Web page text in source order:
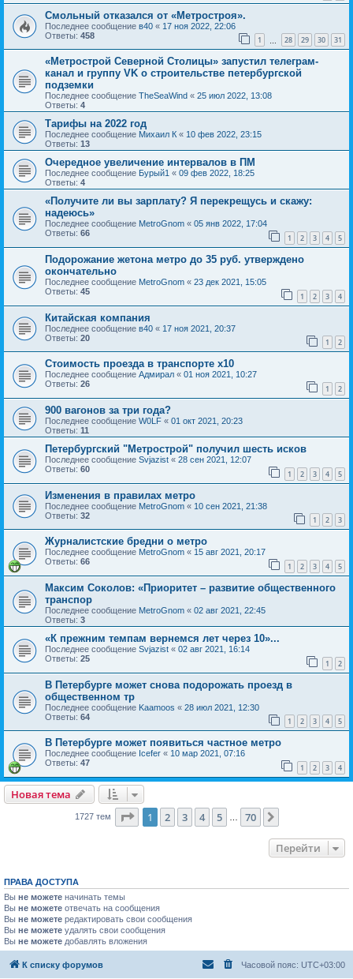
Смольный отказался от «Метростроя».
Последнее сообщение в40 « 17 ноя 2022, 22:06
Ответы: 458 1 28 29 30 31
«Метрострой Северной Столицы» запустил телеграм-
канал и группу VK о строительстве петербургской
подземки
Последнее сообщение TheSeaWind « 25 июл 2022, 13:08
Ответы: 4
Тарифы на 2022 год
Последнее сообщение Михаил К « 10 фев 2022, 23:15
Ответы: 13
Очередное увеличение интервалов в ПМ
Последнее сообщение Бурый1 « 09 фев 2022, 18:25
Ответы: 4
«Получите ли вы зарплату? Я перекрещусь и скажу:
надеюсь»
Последнее сообщение MetroGnom « 05 янв 2022, 17:04
Ответы: 66 1 2 3 4 5
Подорожание жетона метро до 35 руб. утверждено
окончательно
Последнее сообщение MetroGnom « 23 дек 2021, 15:05
Ответы: 45 1 2 3 4
Китайская компания
Последнее сообщение в40 « 17 ноя 2021, 20:37
Ответы: 20 1 2
Стоимость проезда в транспорте х10
Последнее сообщение Адмирал « 01 ноя 2021, 10:27
Ответы: 26 1 2
900 вагонов за три года?
Последнее сообщение W0LF « 01 окт 2021, 20:23
Ответы: 11
Петербургский "Метрострой" получил шесть исков
Последнее сообщение Svjazist « 28 сен 2021, 12:07
Ответы: 60 1 2 3 4 5
Изменения в правилах метро
Последнее сообщение MetroGnom « 10 сен 2021, 21:38
Ответы: 32 1 2 3
Журналистские бредни о метро
Последнее сообщение MetroGnom « 15 авг 2021, 20:17
Ответы: 66 1 2 3 4 5
Максим Соколов: «Приоритет – развитие общественного
транспор
Последнее сообщение MetroGnom « 02 авг 2021, 22:45
Ответы: 3
«К прежним темпам вернемся лет через 10»...
Последнее сообщение Svjazist « 02 авг 2021, 16:14
Ответы: 25 1 2
В Петербурге может снова подорожать проезд в
общественном тр
Последнее сообщение Kaamoos « 28 июл 2021, 12:30
Ответы: 64 1 2 3 4 5
В Петербурге может появиться частное метро
Последнее сообщение Icefer « 10 мар 2021, 07:16
Ответы: 47 1 2 3 4
Новая тема
1727 тем Страница из 70
1 2 3 4 5 70
Перейти
ПРАВА ДОСТУПА
Вы не можете начинать темы
Вы не можете отвечать на сообщения
Вы не можете редактировать свои сообщения
Вы не можете удалять свои сообщения
Вы не можете добавлять вложения
К списку форумов Часовой пояс: UTC+03:00